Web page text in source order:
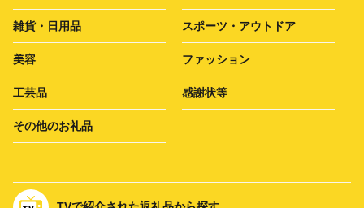
雑貨・日用品 スポーツ・アウトドア
美容 ファッション
工芸品 感謝状等
その他のお礼品